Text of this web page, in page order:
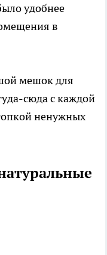
удобнее
в
мешок для
сюда с каждой
ненужных